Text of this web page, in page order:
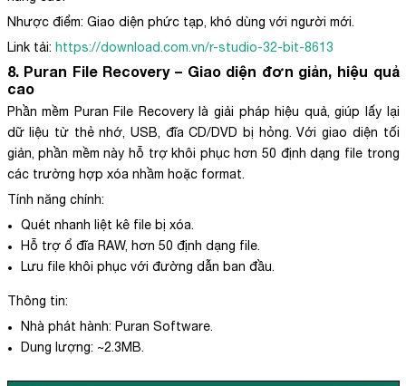
Nhược điểm: Giao diện phức tạp, khó dùng với người mới.
Link tải: https://download.com.vn/r-studio-32-bit-8613
8. Puran File Recovery – Giao diện đơn giản, hiệu quả
cao
Phần mềm Puran File Recovery là giải pháp hiệu quả, giúp lấy lại
dữ liệu từ thẻ nhớ, USB, đĩa CD/DVD bị hỏng. Với giao diện tối
giản, phần mềm này hỗ trợ khôi phục hơn 50 định dạng file trong
các trường hợp xóa nhầm hoặc format.
Tính năng chính:
Quét nhanh liệt kê file bị xóa.
Hỗ trợ ổ đĩa RAW, hơn 50 định dạng file.
Lưu file khôi phục với đường dẫn ban đầu.
Thông tin:
Nhà phát hành: Puran Software.
Dung lượng: ~2.3MB.